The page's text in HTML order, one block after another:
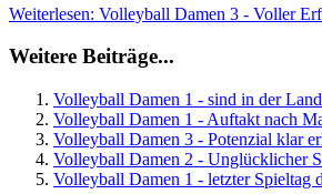
Weiterlesen: Volleyball Damen 3 - Voller
Weitere Beiträge...
Volleyball Damen 1 - sind in der
Volleyball Damen 1 - Auftakt nach
Volleyball Damen 3 - Potenzial klar
Volleyball Damen 2 - Unglücklicher
Volleyball Damen 1 - letzter Spieltag